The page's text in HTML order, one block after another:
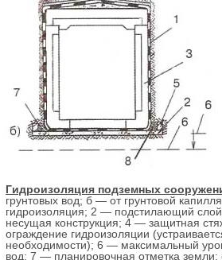
Гидроизоляция подземных
грунтовых вод; б — от грунтовой
гидроизоляция; 2 — подстилающий
несущая конструкция; 4 — защитная
ограждение гидроизоляции
необходимости); 6 — максимальный
вод; 7 — планировочная отметка